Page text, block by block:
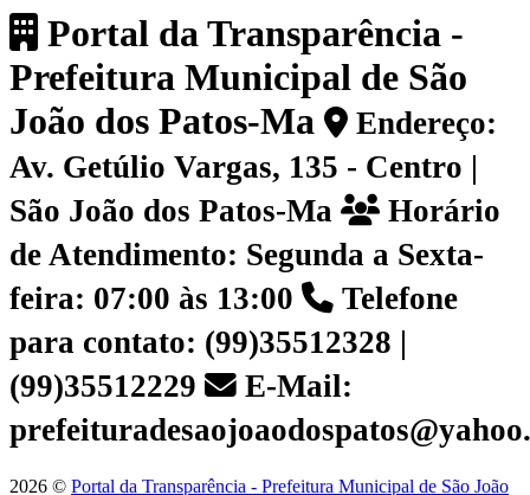
Portal da Transparência -
Prefeitura Municipal de São
João dos Patos-Ma
Endereço:
Av. Getúlio Vargas, 135 - Centro |
São João dos Patos-Ma
Horário
de Atendimento: Segunda a Sexta-
feira: 07:00 às 13:00
Telefone
para contato: (99)35512328 |
(99)35512229
E-Mail:
2026 © Portal da Transparência - Prefeitura Municipal de São João